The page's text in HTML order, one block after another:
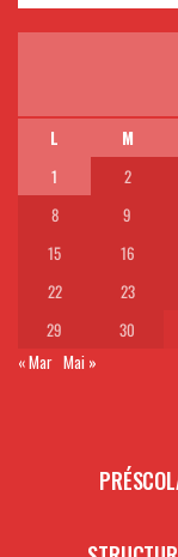
L M
1
2
8
9
15
16
22
23
29
30
« Mar Mai »